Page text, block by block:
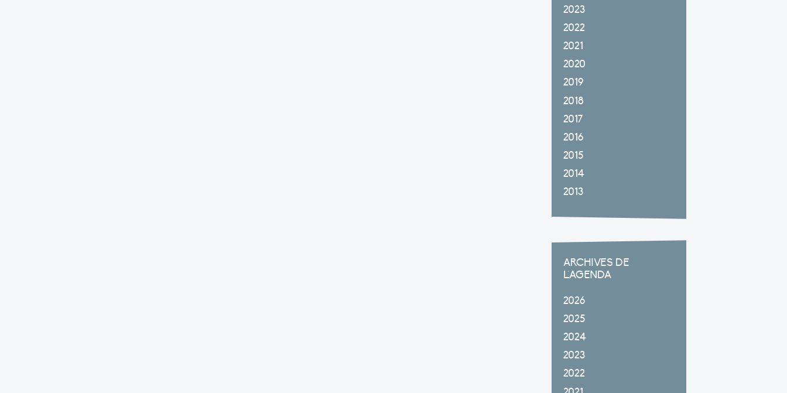
2023
2022
2021
2020
2019
2018
2017
2016
2015
2014
2013
ARCHIVES DE
L'AGENDA
2026
2025
2024
2023
2022